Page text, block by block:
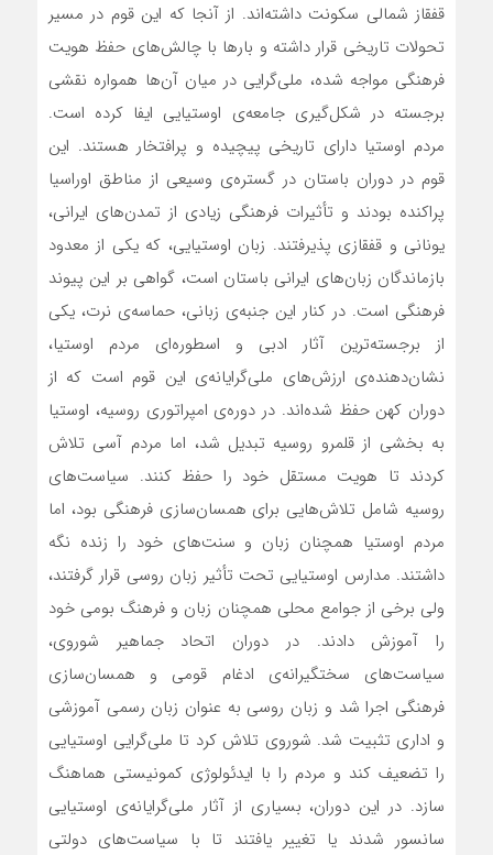
قفقاز شمالی سکونت داشته‌اند. از آنجا که این قوم در مسیر
تحولات تاریخی قرار داشته و بارها با چالش‌های حفظ هویت
فرهنگی مواجه شده، ملی‌گرایی در میان آن‌ها همواره نقشی
برجسته در شکل‌گیری جامعه‌ی اوستیایی ایفا کرده است.
مردم اوستیا دارای تاریخی پیچیده و پرافتخار هستند. این
قوم در دوران باستان در گستره‌ی وسیعی از مناطق اوراسیا
پراکنده بودند و تأثیرات فرهنگی زیادی از تمدن‌های ایرانی،
یونانی و قفقازی پذیرفتند. زبان اوستیایی، که یکی از معدود
بازماندگان زبان‌های ایرانی باستان است، گواهی بر این پیوند
فرهنگی است. در کنار این جنبه‌ی زبانی، حماسه‌ی نرت، یکی
از برجسته‌ترین آثار ادبی و اسطوره‌ای مردم اوستیا،
نشان‌دهنده‌ی ارزش‌های ملی‌گرایانه‌ی این قوم است که از
دوران کهن حفظ شده‌اند. در دوره‌ی امپراتوری روسیه، اوستیا
به بخشی از قلمرو روسیه تبدیل شد، اما مردم آسی تلاش
کردند تا هویت مستقل خود را حفظ کنند. سیاست‌های
روسیه شامل تلاش‌هایی برای همسان‌سازی فرهنگی بود، اما
مردم اوستیا همچنان زبان و سنت‌های خود را زنده نگه
داشتند. مدارس اوستیایی تحت تأثیر زبان روسی قرار گرفتند،
ولی برخی از جوامع محلی همچنان زبان و فرهنگ بومی خود
را آموزش دادند. در دوران اتحاد جماهیر شوروی،
سیاست‌های سختگیرانه‌ی ادغام قومی و همسان‌سازی
فرهنگی اجرا شد و زبان روسی به عنوان زبان رسمی آموزشی
و اداری تثبیت شد. شوروی تلاش کرد تا ملی‌گرایی اوستیایی
را تضعیف کند و مردم را با ایدئولوژی کمونیستی هماهنگ
سازد. در این دوران، بسیاری از آثار ملی‌گرایانه‌ی اوستیایی
سانسور شدند یا تغییر یافتند تا با سیاست‌های دولتی